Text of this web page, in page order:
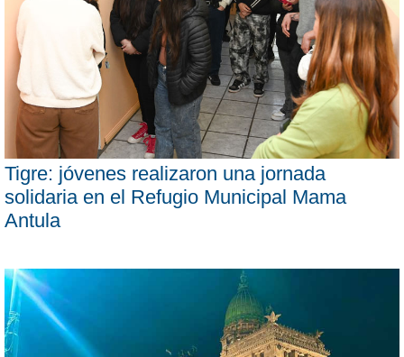
Tigre: jóvenes realizaron una jornada
solidaria en el Refugio Municipal Mama
Antula